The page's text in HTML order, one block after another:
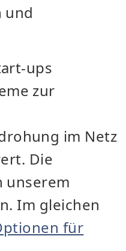
und
ups
zur
im Netz
Die
unserem
Im gleichen
für